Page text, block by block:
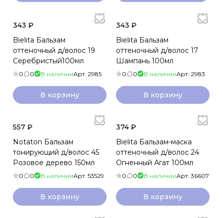
343 ₽
Bielita Бальзам
оттеночный д/волос 19
Серебристый100мл
0 0 В наличииАрт. 2985
В корзину
343 ₽
Bielita Бальзам
оттеночный д/волос 17
Шампань 100мл
0 0 В наличииАрт. 2983
В корзину
557 ₽
Notaton Бальзам
тонирующий д/волос 45
Розовое дерево 150мл
0 0 В наличииАрт. 53529
В корзину
374 ₽
Bielita Бальзам-маска
оттеночный д/волос 24
Огненный Агат 100мл
0 0 В наличииАрт. 36607
В корзину